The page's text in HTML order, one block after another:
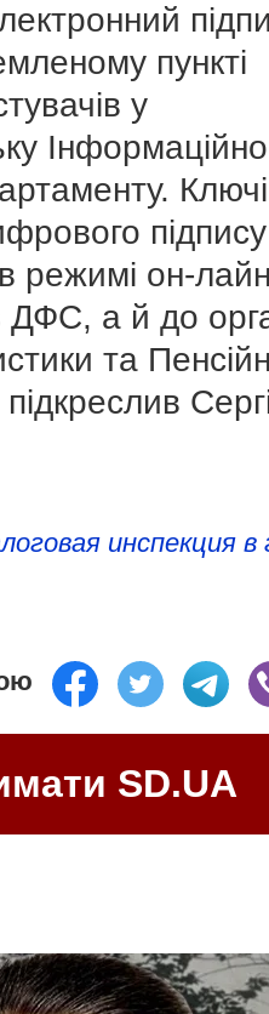
пункті
у
Ключі
в режимі он-
ДФС, а й до
та
инспекция в
SD.UA